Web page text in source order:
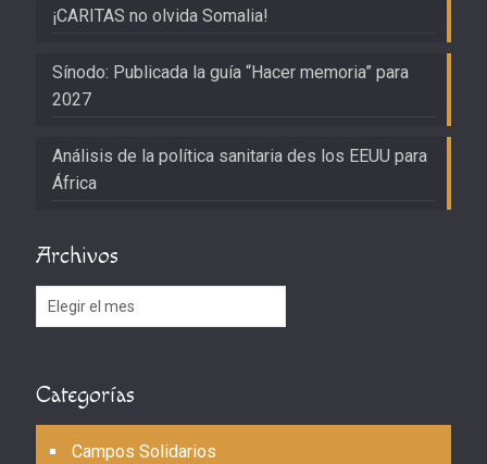
¡CARITAS no olvida Somalia!
Sínodo: Publicada la guía “Hacer memoria” para
2027
Análisis de la política sanitaria des los EEUU para
África
Archivos
Archivos
Categorías
Campos Solidarios